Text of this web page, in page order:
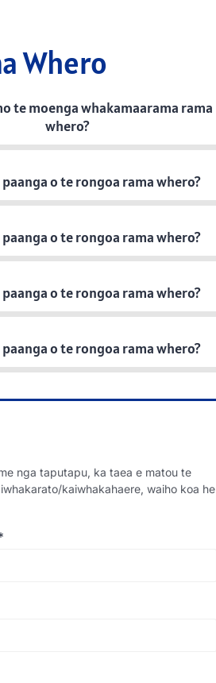
Whero
te moenga whakamaarama rama
whero?
paanga o te rongoa rama whero?
paanga o te rongoa rama whero?
paanga o te rongoa rama whero?
paanga o te rongoa rama whero?
nga taputapu, ka taea e matou te
kaiwhakahaere, waiho koa he